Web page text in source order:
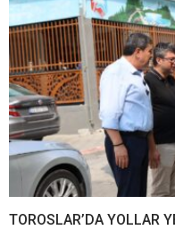
TOROSLAR’DA YOLLAR